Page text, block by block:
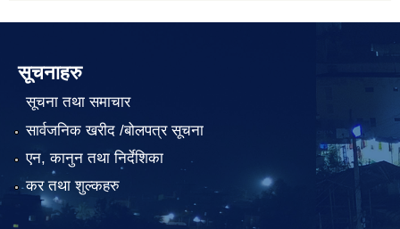
सूचनाहरु
सूचना तथा समाचार
सार्वजनिक खरीद /बोलपत्र सूचना
एन, कानुन तथा निर्देशिका
कर तथा शुल्कहरु